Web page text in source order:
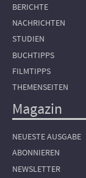
BERICHTE
NACHRICHTEN
STUDIEN
BUCHTIPPS
FILMTIPPS
THEMENSEITEN
Magazin
NEUESTE AUSGABE
ABONNIEREN
NEWSLETTER